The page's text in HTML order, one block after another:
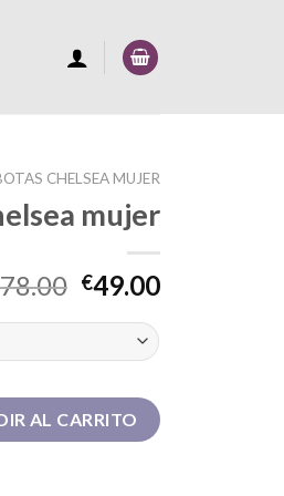
CHELSEA MUJER
mujer
78.00 €49.00
AL CARRITO